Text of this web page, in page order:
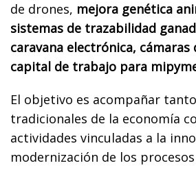
de drones, mejora genética
sistemas de trazabilidad
caravana electrónica, cámaras
capital de trabajo para
El objetivo es acompañar
tradicionales de la economía
actividades vinculadas a la
modernización de los